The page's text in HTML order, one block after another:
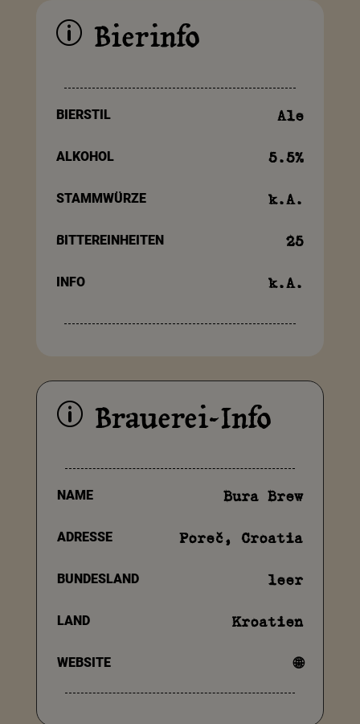
p Bierinfo
BIERSTIL Ale
ALKOHOL 5.5%
STAMMWÜRZE k.A.
BITTEREINHEITEN 25
INFO k.A.
p Brauerei-Info
NAME Bura Brew
ADRESSE Poreč, Croatia
BUNDESLAND leer
LAND Kroatien
WEBSITE 🌐